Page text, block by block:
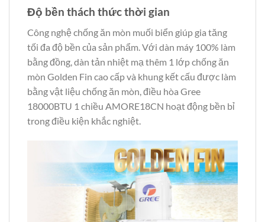
Độ bền thách thức thời gian
Công nghệ chống ăn mòn muối biển giúp gia tăng
tối đa độ bền của sản phẩm. Với dàn máy 100% làm
bằng đồng, dàn tản nhiệt mạ thêm 1 lớp chống ăn
mòn Golden Fin cao cấp và khung kết cấu được làm
bằng vật liệu chống ăn mòn, điều hòa Gree
18000BTU 1 chiều AMORE18CN hoạt động bền bỉ
trong điều kiện khắc nghiệt.